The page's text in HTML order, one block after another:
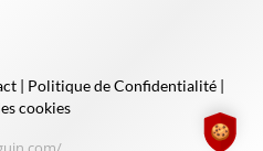
| Politique de Confidentialité |
cookies